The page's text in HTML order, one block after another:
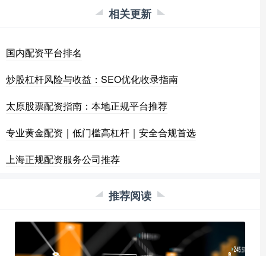
相关更新
国内配资平台排名
炒股杠杆风险与收益：SEO优化收录指南
太原股票配资指南：本地正规平台推荐
专业黄金配资｜低门槛高杠杆｜安全合规首选
上海正规配资服务公司推荐
推荐阅读